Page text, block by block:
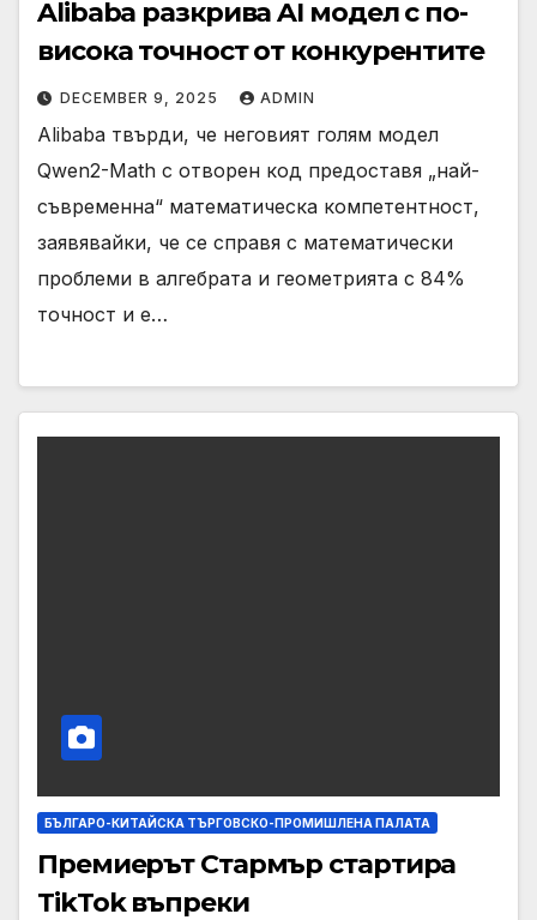
Alibaba разкрива AI модел с по-
висока точност от конкурентите
DECEMBER 9, 2025 ADMIN
Alibaba твърди, че неговият голям модел
Qwen2-Math с отворен код предоставя „най-
съвременна“ математическа компетентност,
заявявайки, че се справя с математически
проблеми в алгебрата и геометрията с 84%
точност и е…
БЪЛГАРО-КИТАЙСКА ТЪРГОВСКО-ПРОМИШЛЕНА ПАЛАТА
Премиерът Стармър стартира
TikTok въпреки